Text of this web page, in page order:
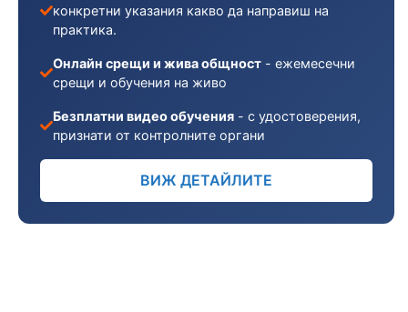
конкретни указания какво да направиш на
практика.
Онлайн срещи и жива общност - ежемесечни
срещи и обучения на живо
Безплатни видео обучения - с удостоверения,
признати от контролните органи
ВИЖ ДЕТАЙЛИТЕ